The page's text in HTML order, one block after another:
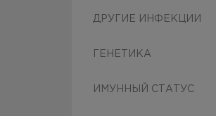
ДРУГИЕ ИНФЕКЦИИ
ГЕНЕТИКА
ИМУННЫЙ СТАТУС